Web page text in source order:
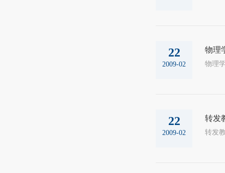
22
2009-02
物理
物理
22
2009-02
转发